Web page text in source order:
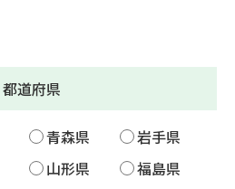
都道府県
青森県
岩手県
山形県
福島県